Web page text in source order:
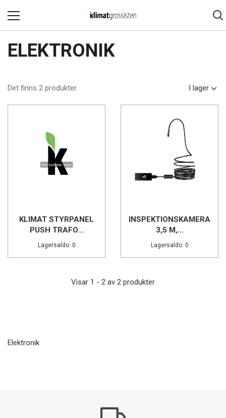
ELEKTRONIK
Det finns 2 produkter. I lager
KLIMAT STYRPANEL
PUSH TRAFO...
Lagersaldo: 0
INSPEKTIONSKAMERA
3,5 M,...
Lagersaldo: 0
Visar 1 - 2 av 2 produkter
Elektronik